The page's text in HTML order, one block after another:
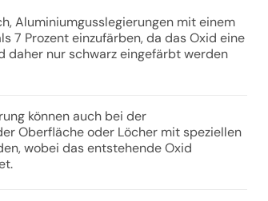
Aluminiumgusslegierungen mit einem
7 Prozent einzufärben, da das Oxid eine
daher nur schwarz eingefärbt werden
können auch bei der
Oberfläche oder Löcher mit speziellen
wobei das entstehende Oxid